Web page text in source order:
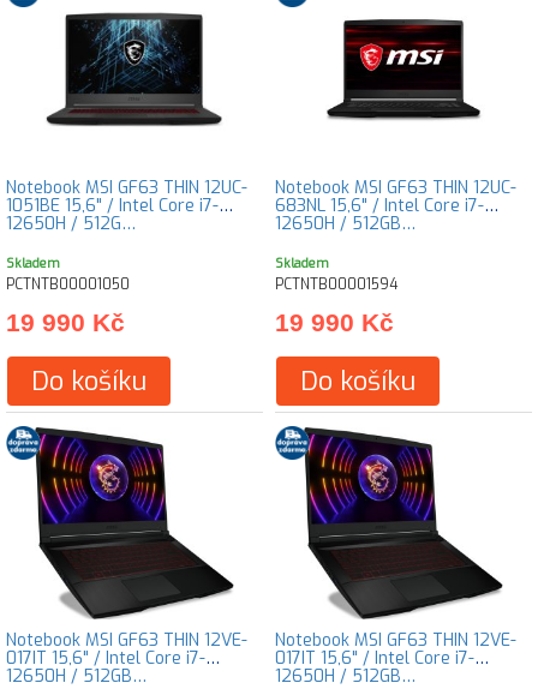
Notebook MSI GF63 THIN 12UC-
1051BE 15,6" / Intel Core i7-
12650H / 512G…
Skladem
PCTNTB00001050
19 990 Kč
Do košíku
Notebook MSI GF63 THIN 12UC-
683NL 15,6" / Intel Core i7-
12650H / 512GB…
Skladem
PCTNTB00001594
19 990 Kč
Do košíku
Notebook MSI GF63 THIN 12VE-
017IT 15,6" / Intel Core i7-
12650H / 512GB…
Notebook MSI GF63 THIN 12VE-
017IT 15,6" / Intel Core i7-
12650H / 512GB…